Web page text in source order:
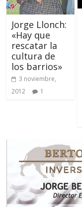
Jorge Llonch:
«Hay que
rescatar la
cultura de
los barrios»
3 noviembre,
2012
1